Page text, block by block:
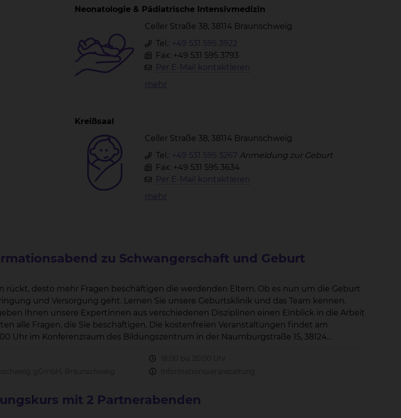
Neonatologie & Pädiatrische Intensivmedizin
Celler Straße 38, 38114 Braunschweig
Tel.: +49 531 595 3922
Fax: +49 531 595 3793
Per E-Mail kontaktieren
mehr
Kreißsaal
Celler Straße 38, 38114 Braunschweig
Tel.: +49 531 595 3267 Anmeldung zur Geburt
Fax: +49 531 595 3634
Per E-Mail kontaktieren
mehr
zu Schwangerschaft und Geburt
rückt, desto mehr Fragen beschäftigen die werdenden Eltern. Ob es nun um die Geburt
Lernen Sie unsere Geburtsklinik und das Team kennen.
Ihnen unsere Expertinnen aus verschiedenen Disziplinen einen Einblick in die Arbeit
beschäftigen. Die kostenfreien Veranstaltungen findet am
mit 2 Partnerabenden